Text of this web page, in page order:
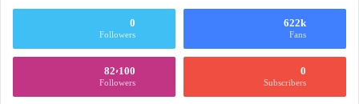
622k
Fans
0
Followers
0
Subscribers
82٬100
Followers